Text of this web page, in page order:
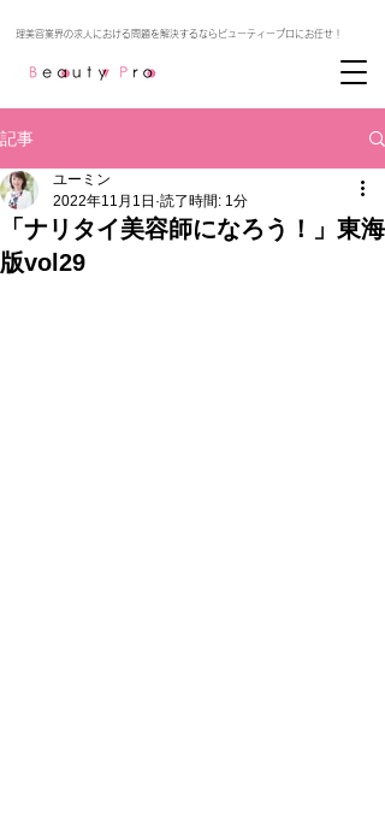
記事
「ナリタイ美容師になろう！」東海
版vol29
ユーミン
2022年11月1日 読了時間: 1分